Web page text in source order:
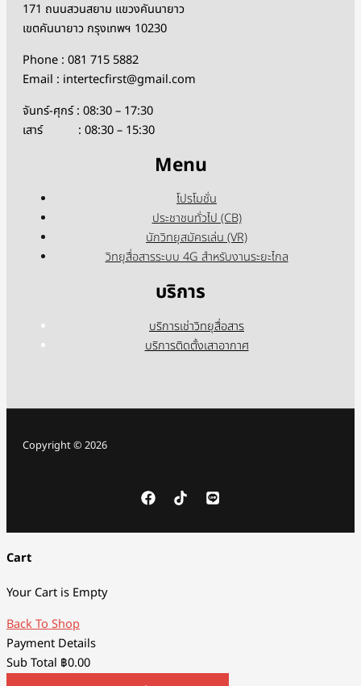
171 ถนนสวนสยาม แขวงคันนายาว
เขตคันนายาว กรุงเทพฯ 10230
Phone : 081 715 5882
Email : intertecfirst@gmail.com
จันทร์-ศุกร์ : 08:30 – 17:30
เสาร์ : 08:30 – 15:30
Menu
โปรโมชั่น
ประชาชนทั่วไป (CB)
นักวิทยุสมัครเล่น (VR)
วิทยุสื่อสารระบบ 4G สำหรับงานระยะไกล
บริการ
บริการเช่าวิทยุสื่อสาร
บริการติดตั้งเสาอากาศ
Copyright © 2026
Cart
Your Cart is Empty
Back To Shop
Payment Details
Sub Total ฿0.00